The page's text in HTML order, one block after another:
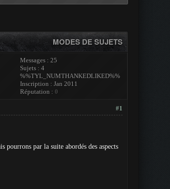
MODES DE SUJETS
Messages : 25
Sujets : 4
%%TYL_NUMTHANKEDLIKED%%
Inscription : Jan 2011
Réputation : 0
#1
pourrons par la suite abordés des aspects